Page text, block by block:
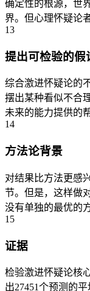
确定性的根源，世
界。但心理怀疑论
13
提出可检验的假
综合激进怀疑论的
摆出某种看似不合
未来的能力提供的
14
方法论背景
对结果比方法更感
节。但是，这样做
没有单独的最优的
15
证据
检验激进怀疑论核
出27451个预测的